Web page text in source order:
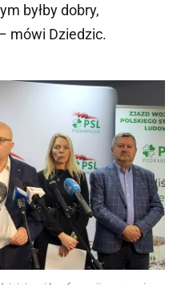
byłby dobry,
mówi Dziedzic.